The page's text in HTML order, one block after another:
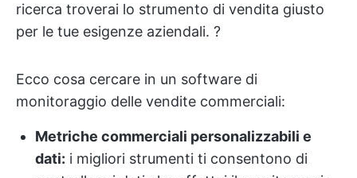
ricerca troverai lo strumento di vendita giusto
per le tue esigenze aziendali. ?
Ecco cosa cercare in un software di
monitoraggio delle vendite commerciali:
Metriche commerciali personalizzabili e
dati: i migliori strumenti ti consentono di